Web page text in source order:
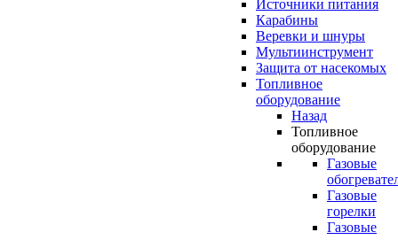
Источники питания
Карабины
Веревки и шнуры
Мультиинструмент
Защита от насекомых
Топливное
оборудование
Назад
Топливное
оборудование
Газовые
Газовые
горелки
Газовые